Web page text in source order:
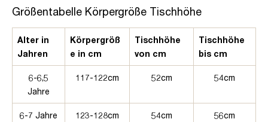
Größentabelle Körpergröße Tischhöhe
Alter in
Jahren
Körpergröß
e in cm
Tischhöhe
von cm
Tischhöhe
bis cm
6-6,5
Jahre
117-122cm 52cm 54cm
6-7 Jahre 123-128cm 54cm 56cm